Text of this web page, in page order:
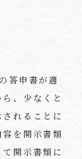
答申書が適
、少なくと
れることに
を開示書類
開示書類に